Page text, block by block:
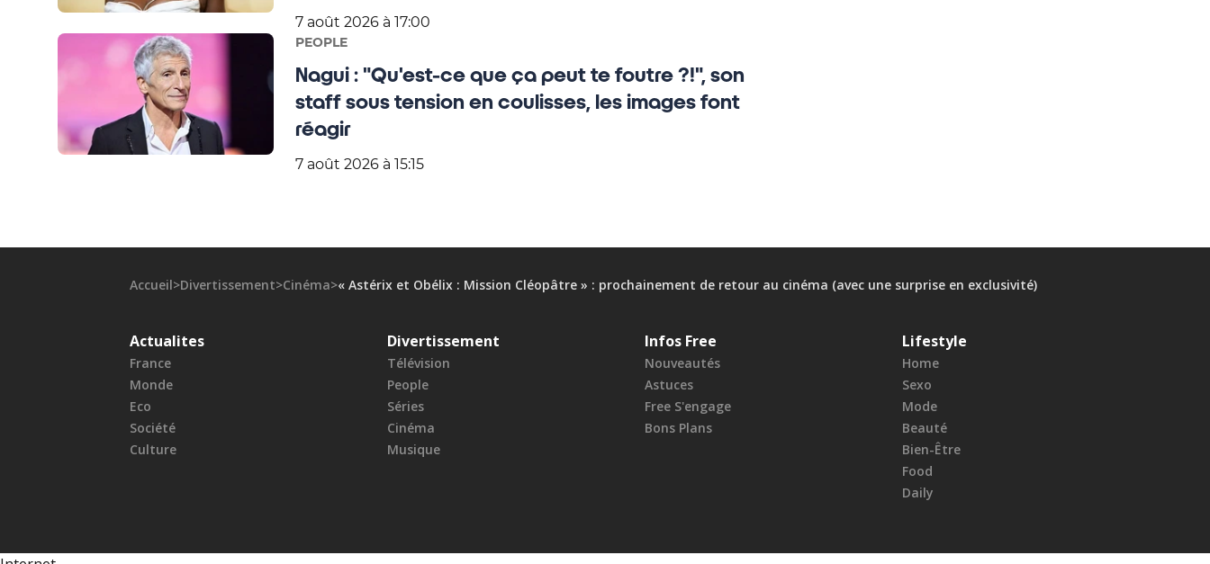
7 août 2026 à 17:00
PEOPLE
Nagui : "Qu'est-ce que ça peut te foutre ?!", son
staff sous tension en coulisses, les images font
réagir
7 août 2026 à 15:15
Accueil>Divertissement>Cinéma>« Astérix et Obélix : Mission Cléopâtre » : prochainement de retour au cinéma (avec une surprise en exclusivité)
Actualites
France
Monde
Eco
Société
Culture
Divertissement
Télévision
People
Séries
Cinéma
Musique
Infos Free
Nouveautés
Astuces
Free S'engage
Bons Plans
Lifestyle
Home
Sexo
Mode
Beauté
Bien-Être
Food
Daily